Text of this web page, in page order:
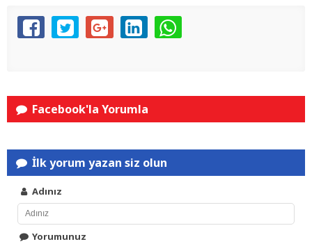
Facebook'la Yorumla
İlk yorum yazan siz olun
Adınız
Yorumunuz